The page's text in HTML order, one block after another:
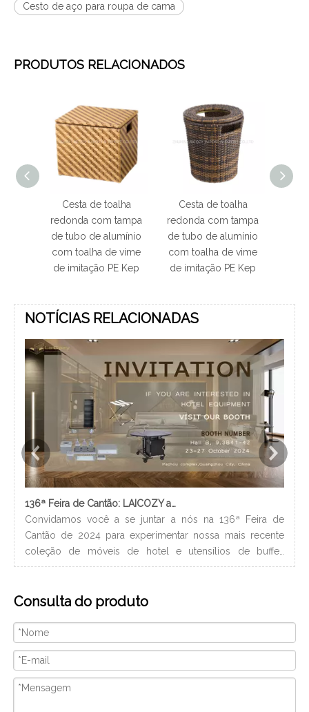
Cesto de aço para roupa de cama
PRODUTOS RELACIONADOS
com tampa
de alumínio
toalha de vime
PE Kep
Cesta de toalha
redonda com tampa
de tubo de alumínio
com toalha de vime
de imitação PE Kep
Cesta de toalha
redonda tubo de
alumínio com imitação
de PE toalha de vime
Kep
NOTÍCIAS RELACIONADAS
136ª Feira de Cantão: LAICOZY apresenta o futuro dos móveis para hotéis e utensílios de buffet
Convidamos você a se juntar a nós na 136ª Feira de
Cantão de 2024 para experimentar nossa mais recente
coleção de móveis de hotel e utensílios de buffet.
Estamos ansiosos para nos conectar com profissionais da
nossa paixão por artesanato de qualidade e design
Consulta do produto